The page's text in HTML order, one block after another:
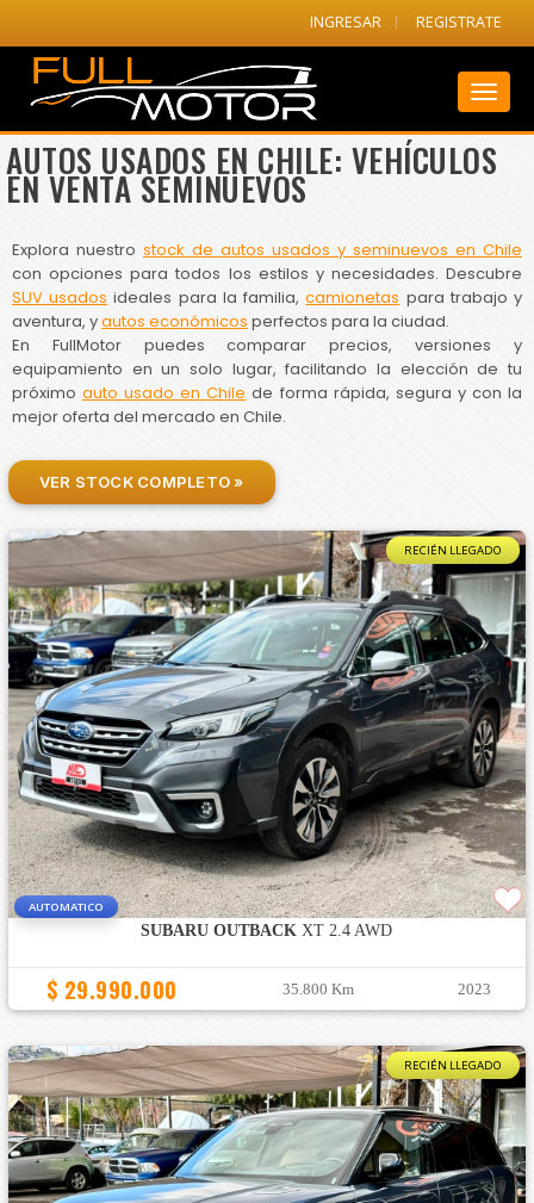
INGRESAR REGISTRATE
AUTOS USADOS EN CHILE: VEHÍCULOS
EN VENTA SEMINUEVOS
Explora nuestro stock de autos usados y seminuevos en Chile
con opciones para todos los estilos y necesidades. Descubre
SUV usados ideales para la familia,camionetas para trabajo y
aventura, yautos económicos perfectos para la ciudad.
En FullMotor puedes comparar precios, versiones y
equipamiento en un solo lugar, facilitando la elección de tu
próximoauto usado en Chile de forma rápida, segura y con la
mejor oferta del mercado en Chile.
VER STOCK COMPLETO »
RECIÉN LLEGADO
AUTOMATICO
SUBARU OUTBACK XT 2.4 AWD
$ 29.990.000 35.800 Km 2023
RECIÉN LLEGADO